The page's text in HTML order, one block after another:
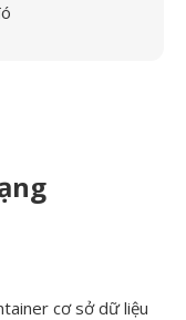
cơ sở dữ liệu